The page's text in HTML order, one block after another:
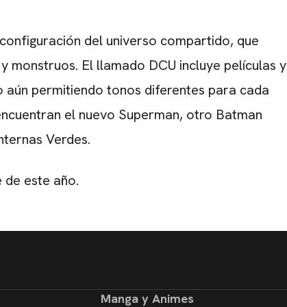
del universo compartido, que
monstruos. El llamado DCU incluye películas y
aún permitiendo tonos diferentes para cada
el nuevo Superman, otro Batman
Verdes.
de este año.
Manga y Animes